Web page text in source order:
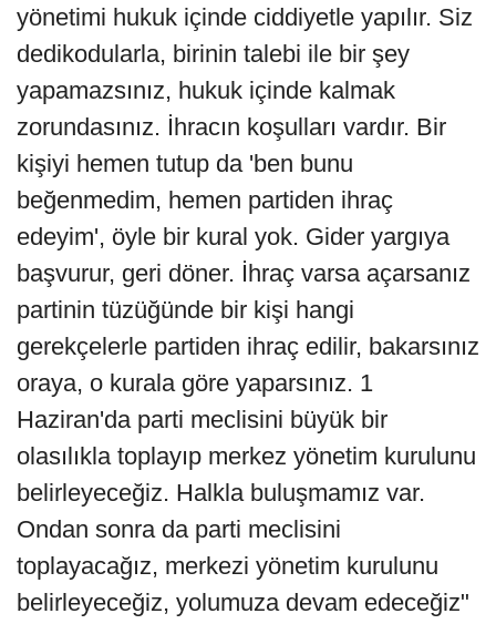
yönetimi hukuk içinde ciddiyetle yapılır. Siz
dedikodularla, birinin talebi ile bir şey
yapamazsınız, hukuk içinde kalmak
zorundasınız. İhracın koşulları vardır. Bir
kişiyi hemen tutup da 'ben bunu
beğenmedim, hemen partiden ihraç
edeyim', öyle bir kural yok. Gider yargıya
başvurur, geri döner. İhraç varsa açarsanız
partinin tüzüğünde bir kişi hangi
gerekçelerle partiden ihraç edilir, bakarsınız
oraya, o kurala göre yaparsınız. 1
Haziran'da parti meclisini büyük bir
olasılıkla toplayıp merkez yönetim kurulunu
belirleyeceğiz. Halkla buluşmamız var.
Ondan sonra da parti meclisini
toplayacağız, merkezi yönetim kurulunu
belirleyeceğiz, yolumuza devam edeceğiz"